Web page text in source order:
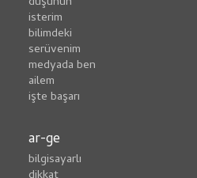
i̇sterim
bilimdeki
serüvenim
medyada ben
ailem
i̇şte başarı
ar-ge
bilgisayarlı